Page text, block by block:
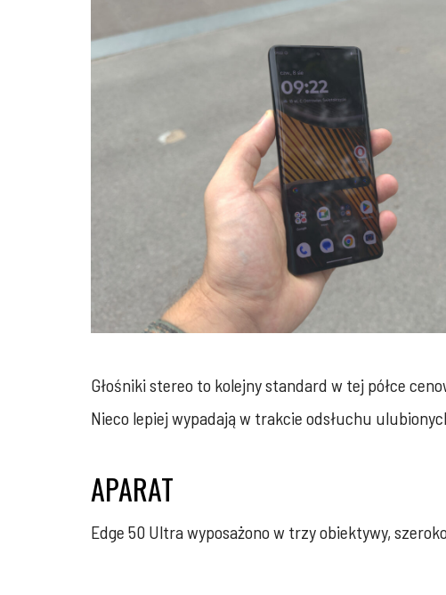
Głośniki stereo to kolejny standard w tej półce
Nieco lepiej wypadają w trakcie odsłuchu
APARAT
Edge 50 Ultra wyposażono w trzy obiektywy,